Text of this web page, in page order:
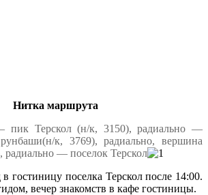
Нитка маршрута
пик Терскол (н/к, 3150), радиально —
к, 3769), радиально, вершина
радиально — поселок Терскол
гостиницу поселка Терскол после 14:00.
вечер знакомств в кафе гостиницы.